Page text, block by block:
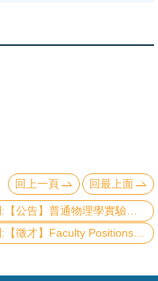
回上一頁
回最上面
】普通物理學實驗課程特別公告 (2021 年 9 月 13 日更新)
Positions in Physics, Applied physics and Astrophysics at National Taiwan University